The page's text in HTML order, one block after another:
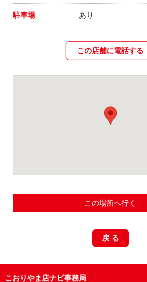
駐車場 あり
この店舗に電話する
この場所へ行く
戻 る
こおりやま店ナビ事務局